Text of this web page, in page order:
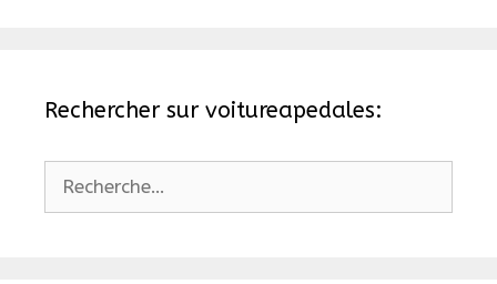
Rechercher sur voitureapedales: